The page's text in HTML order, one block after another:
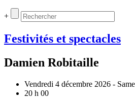
+
Festivités et spectacles
Damien Robitaille
Vendredi 4 décembre 2026 -
20 h 00